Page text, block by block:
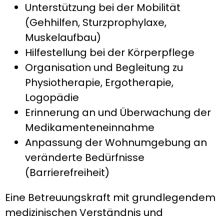
Unterstützung bei der Mobilität
(Gehhilfen, Sturzprophylaxe,
Muskelaufbau)
Hilfestellung bei der Körperpflege
Organisation und Begleitung zu
Physiotherapie, Ergotherapie,
Logopädie
Erinnerung an und Überwachung der
Medikamenteneinnahme
Anpassung der Wohnumgebung an
veränderte Bedürfnisse
(Barrierefreiheit)
Eine Betreuungskraft mit grundlegendem
medizinischen Verständnis und